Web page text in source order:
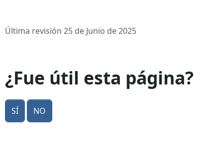
Última revisión 25 de Junio de 2025
¿Fue útil esta página?
Sí No